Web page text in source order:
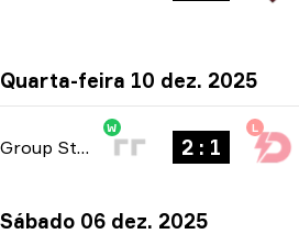
Quarta-feira 10 dez. 2025
Group Stage -bo3
W
2 : 1
L
Sábado 06 dez. 2025